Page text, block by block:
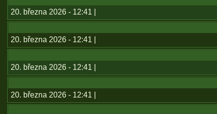
20. března 2026 - 12:41 |
20. března 2026 - 12:41 |
20. března 2026 - 12:41 |
20. března 2026 - 12:41 |